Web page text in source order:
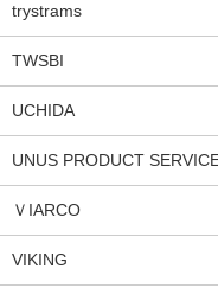
trystrams
TWSBI
UCHIDA
UNUS PRODUCT
ＶIARCO
VIKING